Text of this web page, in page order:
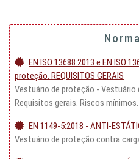
EN ISO 13688:2013 e EN ISO
proteção. REQUISITOS GERAIS
Vestuário de proteção -
Requisitos gerais. Riscos mínimos.
EN 1149-5:2018 - ANTI-
Vestuário de proteção contra